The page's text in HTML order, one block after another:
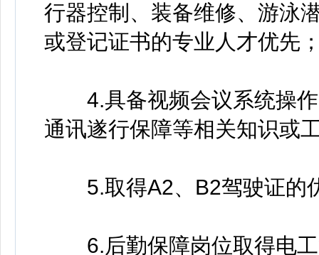
行器控制、装备维修、游泳
或登记证书的专业人才优先
4.具备视频会议系统操作
通讯遂行保障等相关知识或
5.取得A2、B2驾驶证的
6.后勤保障岗位取得电工